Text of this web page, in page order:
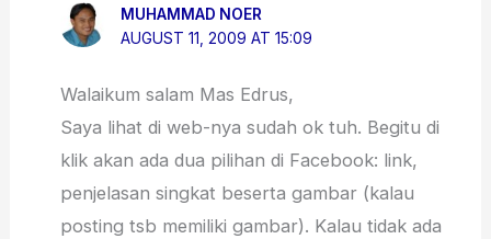
MUHAMMAD NOER
AUGUST 11, 2009 AT 15:09
Walaikum salam Mas Edrus,
Saya lihat di web-nya sudah ok tuh. Begitu di
klik akan ada dua pilihan di Facebook: link,
penjelasan singkat beserta gambar (kalau
posting tsb memiliki gambar). Kalau tidak ada